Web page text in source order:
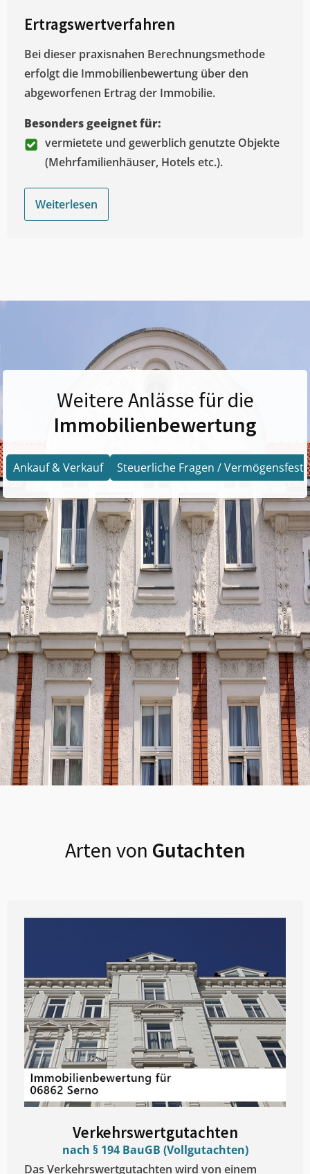
Ertragswertverfahren
Bei dieser praxisnahen Berechnungsmethode
erfolgt die Immobilienbewertung über den
abgeworfenen Ertrag der Immobilie.
Besonders geeignet für:
vermietete und gewerblich genutzte Objekte
(Mehrfamilienhäuser, Hotels etc.).
Weiterlesen
Weitere Anlässe für die
Immobilienbewertung
Ankauf & Verkauf Steuerliche Fragen /
Arten von Gutachten
Verkehrswertgutachten
nach § 194 BauGB (Vollgutachten)
Das Verkehrswertgutachten wird von einem